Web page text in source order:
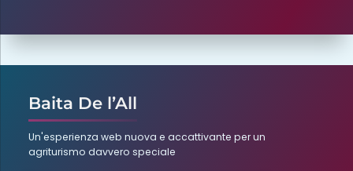
Baita De l’All
Un'esperienza web nuova e accattivante per un
agriturismo davvero speciale